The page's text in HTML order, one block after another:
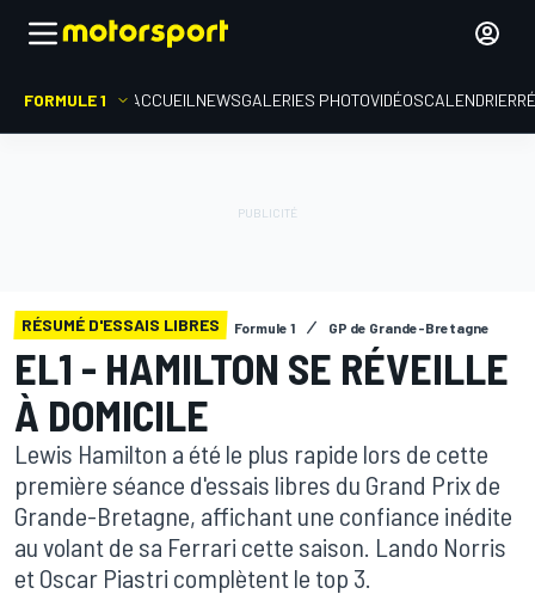
FORMULE 1 ACCUEIL NEWSGALERIES PHOTOVIDÉOSCALENDRIER
RÉSUMÉ D'ESSAIS LIBRES Formule 1 GP de Grande-Bretagne
EL1 - HAMILTON SE RÉVEILLE
À DOMICILE
Lewis Hamilton a été le plus rapide lors de cette
première séance d'essais libres du Grand Prix de
Grande-Bretagne, affichant une confiance inédite
au volant de sa Ferrari cette saison. Lando Norris
et Oscar Piastri complètent le top 3.